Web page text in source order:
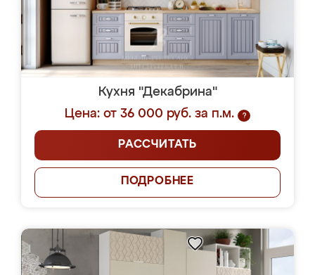
Кухня "Декабрина"
Цена: от 36 000 руб. за п.м.
?
РАССЧИТАТЬ
ПОДРОБНЕЕ